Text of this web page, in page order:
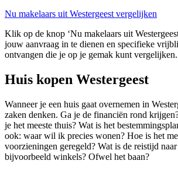
Nu makelaars uit Westergeest vergelijken
Klik op de knop ‘Nu makelaars uit
jouw aanvraag in te dienen en specifieke
ontvangen die je op je gemak kunt vergelijken.
Huis kopen Westergeest
Wanneer je een huis gaat overnemen in
zaken denken. Ga je de financiën rond
je het meeste thuis? Wat is het
ook: waar wil ik precies wonen? Hoe is het
voorzieningen geregeld? Wat is de reistijd
bijvoorbeeld winkels? Ofwel het baan?